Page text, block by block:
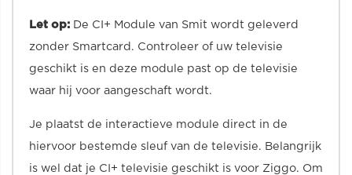
Let op: De CI+ Module van Smit wordt geleverd
zonder Smartcard. Controleer of uw televisie
geschikt is en deze module past op de televisie
waar hij voor aangeschaft wordt.
Je plaatst de interactieve module direct in de
hiervoor bestemde sleuf van de televisie. Belangrijk
is wel dat je CI+ televisie geschikt is voor Ziggo. Om